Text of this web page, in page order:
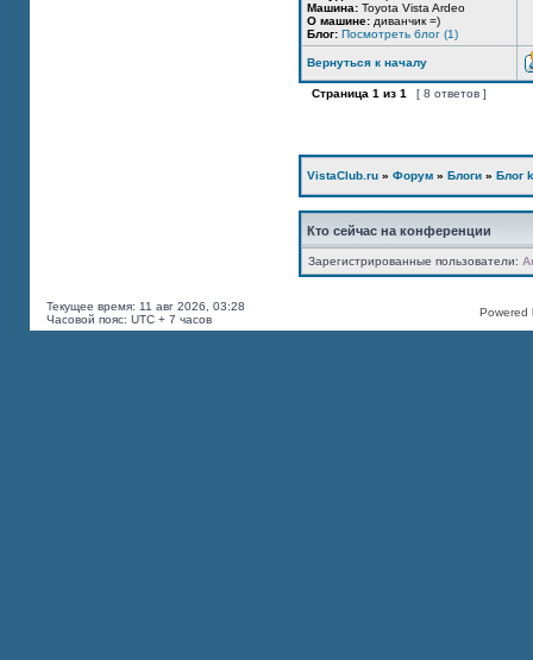
Машина: Toyota Vista Ardeo
О машине: диванчик =)
Блог: Посмотреть блог (1)
Вернуться к началу
Страница 1 из 1 [ 8 ответов ]
VistaClub.ru » Форум » Блоги » Блог
Кто сейчас на конференции
Зарегистрированные пользователи:
Текущее время: 11 авг 2026, 03:28
Часовой пояс: UTC + 7 часов
Powered